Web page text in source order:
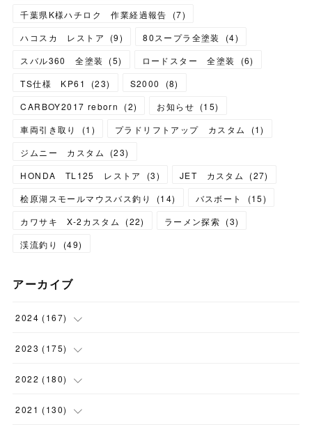
千葉県K様ハチロク 作業経過報告
(7)
ハコスカ レストア
(9) 80スープラ全塗装 (4)
スバル360 全塗装
(5) ロードスター 全塗装 (6)
TS仕様 KP61
(23) S2000 (8)
CARBOY2017 reborn
(2) お知らせ (15)
車両引き取り
(1 ) プラドリフトアップ カスタム (1)
ジムニー カスタム
(23)
HONDA TL125 レストア
(3) JET カスタム (27)
桧原湖スモールマウスバス釣り
(14) バスボート (15)
カワサキ X-2カスタム
(22) ラーメン探索 (3)
渓流釣り
(49)
アーカイブ
2024 (167)
(11)
(24)
(23)
2023 (175)
(12)
(18)
2022 (180)
(17)
2021 (130)